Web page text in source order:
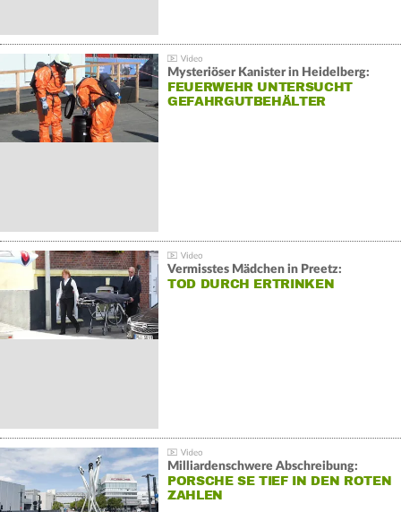
Mysteriöser Kanister in Heidelberg:
FEUERWEHR UNTERSUCHT
GEFAHRGUTBEHÄLTER
Vermisstes Mädchen in Preetz:
TOD DURCH ERTRINKEN
Milliardenschwere Abschreibung:
PORSCHE SE TIEF IN DEN ROTEN
ZAHLEN